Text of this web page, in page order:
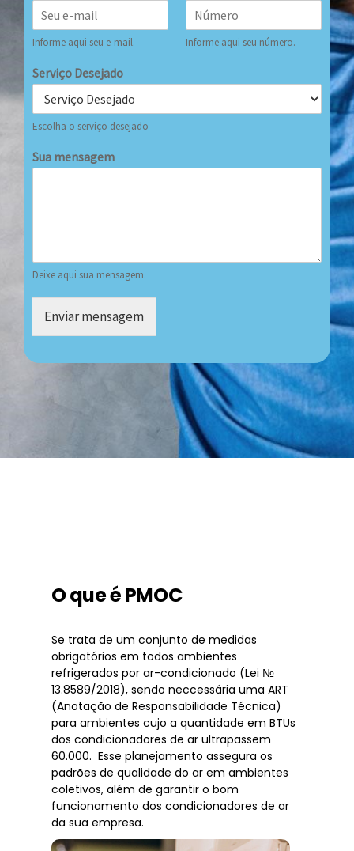
Informe aqui seu e-mail. Informe aqui seu número.
Serviço Desejado
Escolha o serviço desejado
Sua mensagem
Deixe aqui sua mensagem.
Enviar mensagem
O que é PMOC
Se trata de um conjunto de medidas
obrigatórios em todos ambientes
refrigerados por ar-condicionado (Lei №
13.8589/2018), sendo neccessária uma ART
(Anotação de Responsabilidade Técnica)
para ambientes cujo a quantidade em BTUs
dos condicionadores de ar ultrapassem
60.000. Esse planejamento assegura os
padrões de qualidade do ar em ambientes
coletivos, além de garantir o bom
funcionamento dos condicionadores de ar
da sua empresa.